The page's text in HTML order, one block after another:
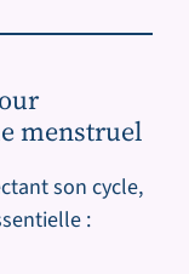
menstruel
son cycle,
: